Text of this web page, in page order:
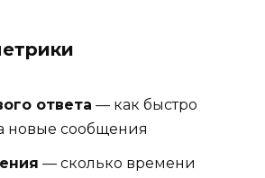
ответа — как быстро
новые сообщения
— сколько времени